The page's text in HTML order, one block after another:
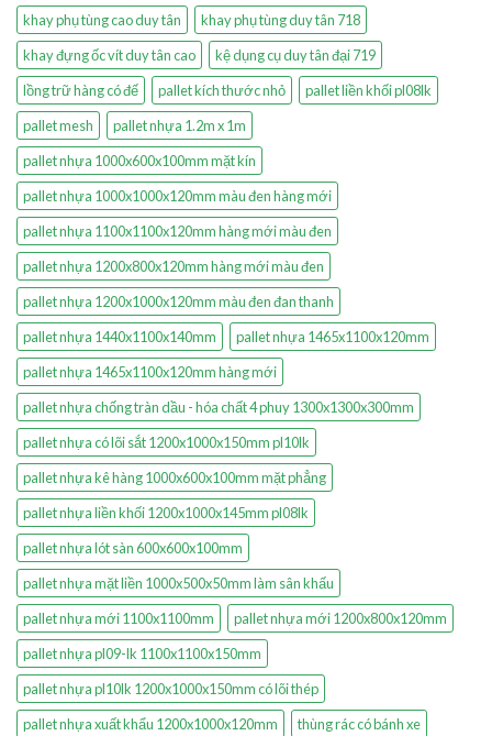
khay phụ tùng cao duy tân
khay phụ tùng duy tân 718
khay đựng ốc vít duy tân cao
kệ dụng cụ duy tân đại 719
lồng trữ hàng có đế
pallet kích thước nhỏ
pallet liền khối pl08lk
pallet mesh
pallet nhựa 1.2m x 1m
pallet nhựa 1000x600x100mm mặt kín
pallet nhựa 1000x1000x120mm màu đen hàng mới
pallet nhựa 1100x1100x120mm hàng mới màu đen
pallet nhựa 1200x800x120mm hàng mới màu đen
pallet nhựa 1200x1000x120mm màu đen đan thanh
pallet nhựa 1440x1100x140mm
pallet nhựa 1465x1100x120mm
pallet nhựa 1465x1100x120mm hàng mới
pallet nhựa chống tràn dầu - hóa chất 4 phuy 1300x1300x300mm
pallet nhựa có lõi sắt 1200x1000x150mm pl10lk
pallet nhựa kê hàng 1000x600x100mm mặt phẳng
pallet nhựa liền khối 1200x1000x145mm pl08lk
pallet nhựa lót sàn 600x600x100mm
pallet nhựa mặt liền 1000x500x50mm làm sân khấu
pallet nhựa mới 1100x1100mm
pallet nhựa mới 1200x800x120mm
pallet nhựa pl09-lk 1100x1100x150mm
pallet nhựa pl10lk 1200x1000x150mm có lõi thép
pallet nhựa xuất khẩu 1200x1000x120mm
thùng rác có bánh xe